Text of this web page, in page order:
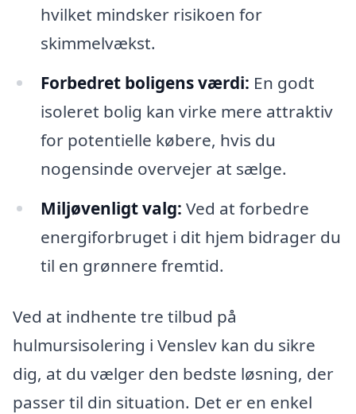
hvilket mindsker risikoen for
skimmelvækst.
Forbedret boligens værdi: En godt
isoleret bolig kan virke mere attraktiv
for potentielle købere, hvis du
nogensinde overvejer at sælge.
Miljøvenligt valg: Ved at forbedre
energiforbruget i dit hjem bidrager du
til en grønnere fremtid.
Ved at indhente tre tilbud på
hulmursisolering i Venslev kan du sikre
dig, at du vælger den bedste løsning, der
passer til din situation. Det er en enkel